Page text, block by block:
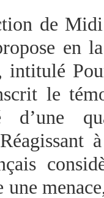
de
en
intitulé
le
d’une